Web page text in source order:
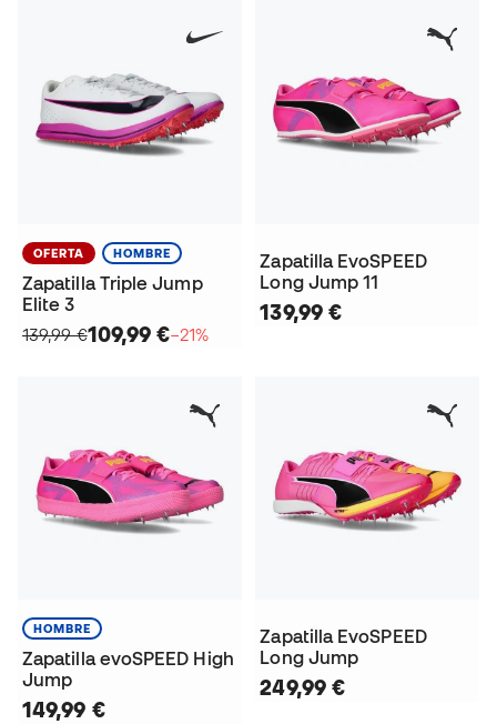
OFERTA HOMBRE
Zapatilla Triple Jump
Elite 3
139,99 €109,99 €−21%
Zapatilla EvoSPEED
Long Jump 11
139,99 €
HOMBRE
Zapatilla evoSPEED High
Jump
149,99 €
Zapatilla EvoSPEED
Long Jump
249,99 €